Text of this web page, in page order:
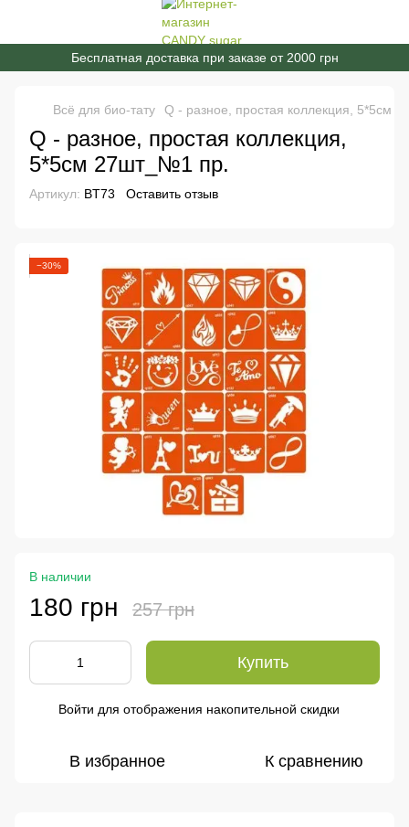
Бесплатная доставка при заказе от 2000 грн
Всё для био-тату Q - разное, простая коллекция, 5*5см
Q - разное, простая коллекция,
5*5см 27шт_№1 пр.
Артикул: BT73 Оставить отзыв
−30%
В наличии
180 грн 257 грн
Купить
Войти для отображения накопительной скидки
В избранное К сравнению